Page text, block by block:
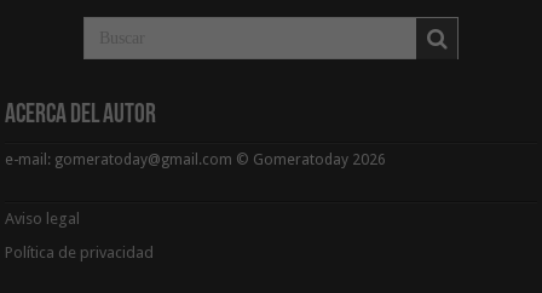
Acerca del Autor
e-mail: gomeratoday@gmail.com © Gomeratoday 2026
Aviso legal
Política de privacidad